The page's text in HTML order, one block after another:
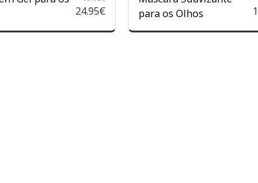
24.95€
para os Olhos